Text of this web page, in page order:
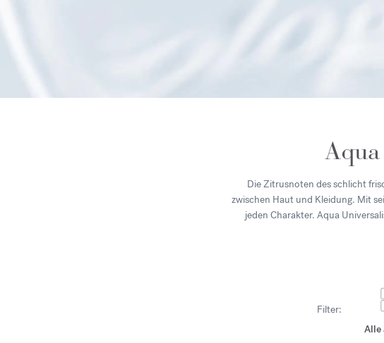
Die Zitrusnoten des schlicht
zwischen Haut und Kleidung. Mit
jeden Charakter. Aqua
Filter:
Alle